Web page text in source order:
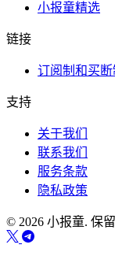
小报童精选
链接
订阅制和买断
支持
关于我们
联系我们
服务条款
隐私政策
© 2026 小报童. 保